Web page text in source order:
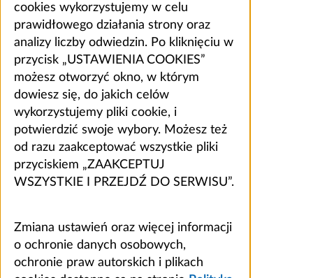
cookies wykorzystujemy w celu
prawidłowego działania strony oraz
analizy liczby odwiedzin. Po kliknięciu w
przycisk „USTAWIENIA COOKIES”
możesz otworzyć okno, w którym
dowiesz się, do jakich celów
wykorzystujemy pliki cookie, i
potwierdzić swoje wybory. Możesz też
od razu zaakceptować wszystkie pliki
przyciskiem „ZAAKCEPTUJ
WSZYSTKIE I PRZEJDŹ DO SERWISU”.
Zmiana ustawień oraz więcej informacji
o ochronie danych osobowych,
ochronie praw autorskich i plikach